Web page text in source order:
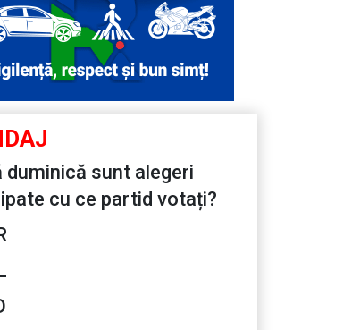
duminică sunt alegeri
cu ce partid votați?